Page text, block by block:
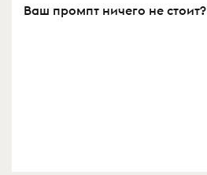
Ваш промпт ничего не стоит?